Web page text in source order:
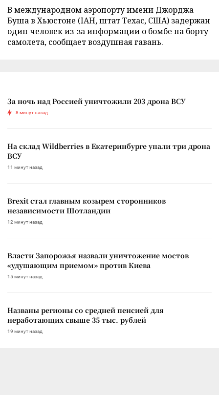
В международном аэропорту имени Джорджа
Буша в Хьюстоне (IAH, штат Техас, США) задержан
один человек из-за информации о бомбе на борту
самолета, сообщает воздушная гавань.
За ночь над Россией уничтожили 203 дрона ВСУ
8 минут назад
На склад Wildberries в Екатеринбурге упали три дрона
ВСУ
11 минут назад
Brexit стал главным козырем сторонников
независимости Шотландии
12 минут назад
Власти Запорожья назвали уничтожение мостов
«удушающим приемом» против Киева
15 минут назад
Названы регионы со средней пенсией для
неработающих свыше 35 тыс. рублей
19 минут назад